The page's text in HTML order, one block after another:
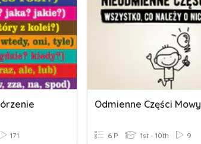
171
Odmienne Części Mowy
6 P 1st - 10th 9